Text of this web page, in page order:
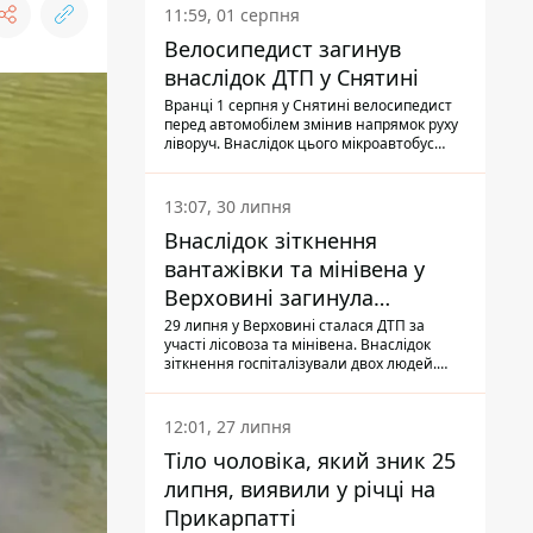
11:59, 01 серпня
Велосипедист загинув
внаслідок ДТП у Снятині
Вранці 1 серпня у Снятині велосипедист
перед автомобілем змінив напрямок руху
ліворуч. Внаслідок цього мікроавтобус
13:07, 30 липня
Внаслідок зіткнення
вантажівки та мінівена у
Верховині загинула
пасажирка, водійка - у
лікарні
29 липня у Верховині сталася ДТП за
участі лісовоза та мінівена. Внаслідок
зіткнення госпіталізували двох людей.
Також травми отримала водійка
автомобіля.
12:01, 27 липня
Тіло чоловіка, який зник 25
липня, виявили у річці на
Прикарпатті